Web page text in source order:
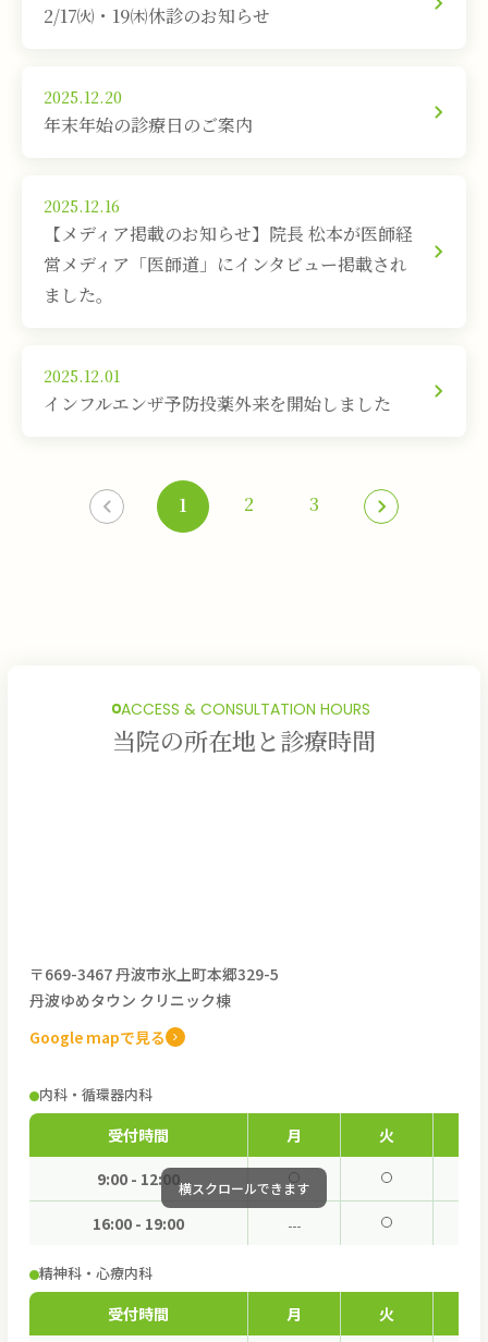
2/17㈫・19㈭休診のお知らせ
2025.12.20
年末年始の診療日のご案内
2025.12.16
【メディア掲載のお知らせ】院長 松本が医師経
営メディア「医師道」にインタビュー掲載され
ました。
2025.12.01
インフルエンザ予防投薬外来を開始しました
1 2 3
ACCESS & CONSULTATION HOURS
当院の所在地と診療時間
〒669-3467 丹波市氷上町本郷329-5
丹波ゆめタウン クリニック棟
Google mapで見る
内科・循環器内科
受付時間 月 火
9:00 - 12:00
16:00 - 19:00
精神科・心療内科
受付時間 月 火